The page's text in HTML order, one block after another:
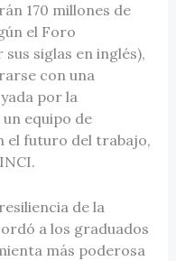
170 millones de
el Foro
siglas en inglés),
con una
por la
equipo de
el futuro del trabajo,
de la
a los graduados
más poderosa